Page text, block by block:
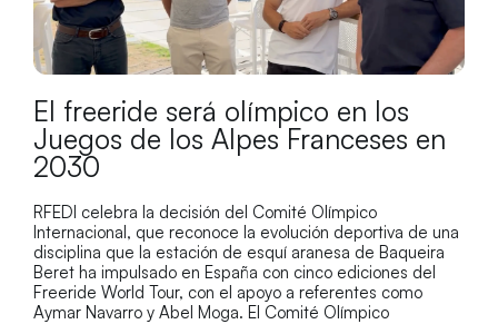
El freeride será olímpico en los
Juegos de los Alpes Franceses en
2030
RFEDI celebra la decisión del Comité Olímpico
Internacional, que reconoce la evolución deportiva de una
disciplina que la estación de esquí aranesa de Baqueira
Beret ha impulsado en España con cinco ediciones del
Freeride World Tour, con el apoyo a referentes como
Aymar Navarro y Abel Moga. El Comité Olímpico